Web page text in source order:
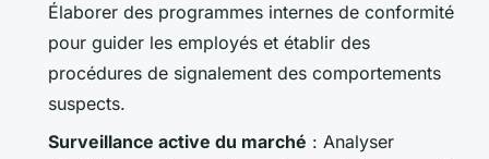
Élaborer des programmes internes de conformité
pour guider les employés et établir des
procédures de signalement des comportements
suspects.
Surveillance active du marché : Analyser